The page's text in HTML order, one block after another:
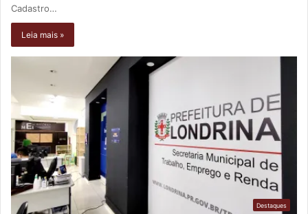
Cadastro…
Leia mais »
Destaques